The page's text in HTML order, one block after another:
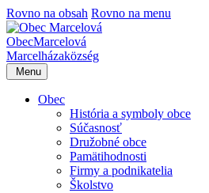
Rovno na obsah Rovno na menu
ObecMarcelová
Marcelházaközség
Menu
Obec
História a symboly obce
Súčasnosť
Družobné obce
Pamätihodnosti
Firmy a podnikatelia
Školstvo